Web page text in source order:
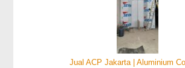
Jual ACP Jakarta | Aluminium